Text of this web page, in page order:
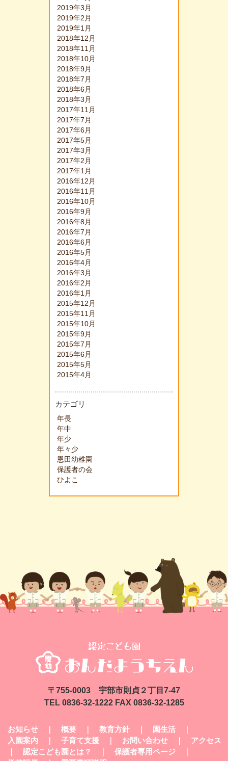
2019年3月
2019年2月
2019年1月
2018年12月
2018年11月
2018年10月
2018年9月
2018年7月
2018年6月
2018年3月
2017年11月
2017年7月
2017年6月
2017年5月
2017年3月
2017年2月
2017年1月
2016年12月
2016年11月
2016年10月
2016年9月
2016年8月
2016年7月
2016年6月
2016年5月
2016年4月
2016年3月
2016年2月
2016年1月
2015年12月
2015年11月
2015年10月
2015年9月
2015年7月
2015年6月
2015年5月
2015年4月
カテゴリ
年長
年中
年少
年々少
恩田幼稚園
保護者の会
ひよこ
〒755-0003 宇部市則貞２丁目7-47
TEL 0836-32-1222 FAX 0836-32-1285
お知らせ 概要 教育方針 園生活
入園案内
子育て支援 お問い合わせ
アクセス
認定こども園とは？ 保護者専用ページ